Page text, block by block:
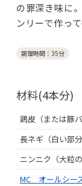
の罪深き味に
ンリーで作っ
調理時間：35分
材料(4本分)
鶏皮（または豚
長ネギ（白い部分
ニンニク（大粒の
MC オールシー